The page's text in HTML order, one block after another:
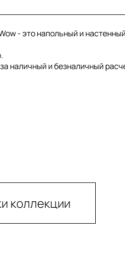
- это напольный и
наличный и безналичный
коллекции